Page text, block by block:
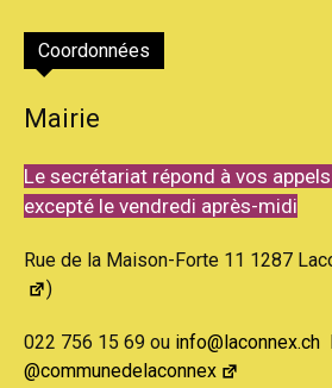
Coordonnées
Mairie
Le secrétariat répond à vos
excepté le vendredi après-midi
Rue de la Maison-Forte 11 1287
)
022 756 15 69 ou info@laconnex.ch
@communedelaconnex